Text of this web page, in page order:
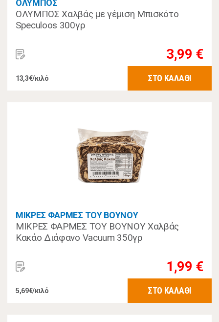
ΟΛΥΜΠΟΣ
ΟΛΥΜΠΟΣ Χαλβάς με γέμιση Μπισκότο
Speculoos 300γρ
3,99 €
13,3€/κιλό ΣΤΟ ΚΑΛΑΘΙ
ΜΙΚΡΕΣ ΦΑΡΜΕΣ ΤΟΥ ΒΟΥΝΟΥ
ΜΙΚΡΕΣ ΦΑΡΜΕΣ ΤΟΥ ΒΟΥΝΟΥ Χαλβάς
Κακάο Διάφανο Vacuum 350γρ
1,99 €
5,69€/κιλό ΣΤΟ ΚΑΛΑΘΙ